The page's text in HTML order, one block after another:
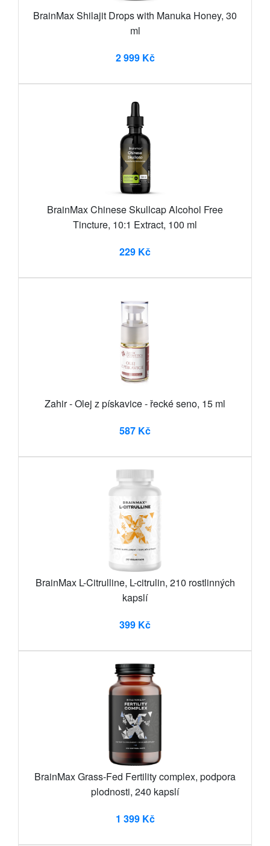
BrainMax Shilajit Drops with Manuka Honey, 30
ml
2 999 Kč
BrainMax Chinese Skullcap Alcohol Free
Tincture, 10:1 Extract, 100 ml
229 Kč
Zahir - Olej z pískavice - řecké seno, 15 ml
587 Kč
BrainMax L-Citrulline, L-citrulin, 210 rostlinných
kapslí
399 Kč
BrainMax Grass-Fed Fertility complex, podpora
plodnosti, 240 kapslí
1 399 Kč